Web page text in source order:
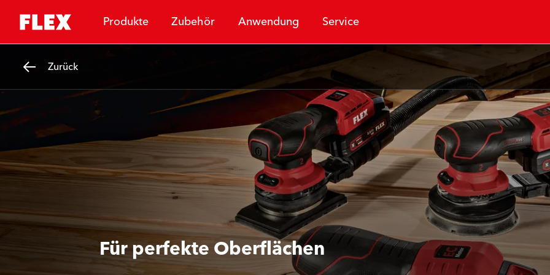
Produkte Zubehör Anwendung Service
Zurück
Für perfekte Oberflächen